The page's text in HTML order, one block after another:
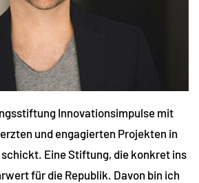
Innovationsimpulse mit
und engagierten Projekten in
Eine Stiftung, die konkret ins
für die Republik. Davon bin ich